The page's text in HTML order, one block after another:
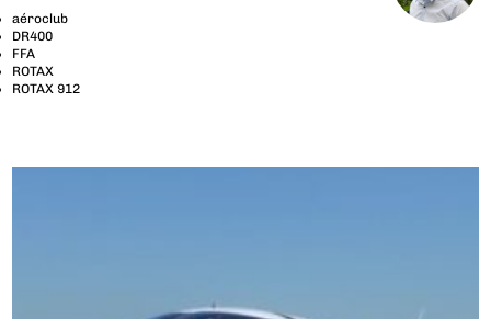
aéroclub
DR400
FFA
ROTAX
ROTAX 912